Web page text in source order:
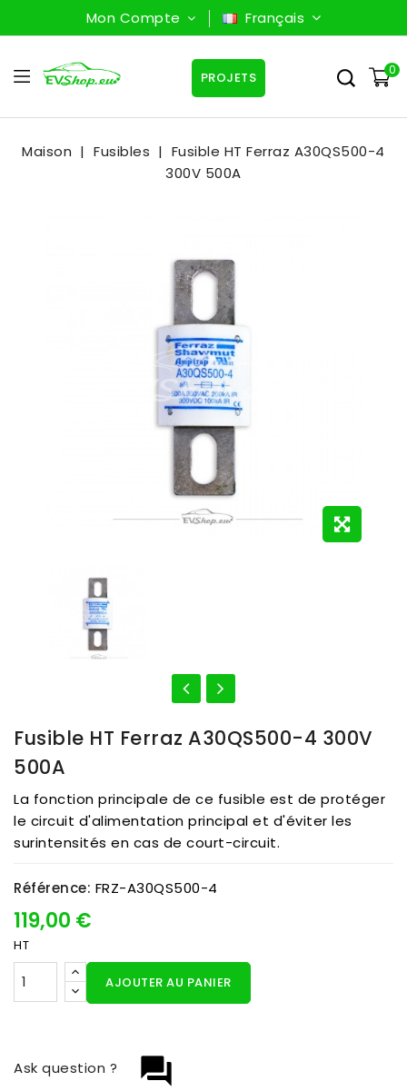
Mon Compte Français
0
PROJETS
Maison Fusibles
Fusible HT Ferraz A30QS500-4
300V 500A
Fusible HT Ferraz A30QS500-4 300V
500A
La fonction principale de ce fusible est de protéger
le circuit d'alimentation principal et d'éviter les
surintensités en cas de court-circuit.
Référence: FRZ-A30QS500-4
119,00 €
HT
AJOUTER AU PANIER
question_answer
Ask question ?